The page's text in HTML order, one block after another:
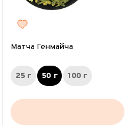
Матча Генмайча
25 г 50 г 100 г